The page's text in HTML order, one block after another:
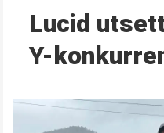
Lucid
Y-